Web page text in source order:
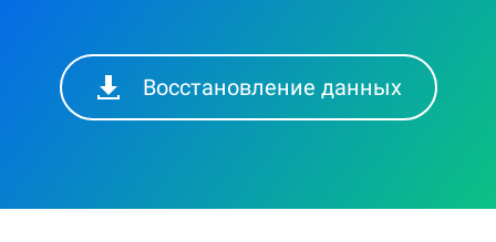
Восстановление данных